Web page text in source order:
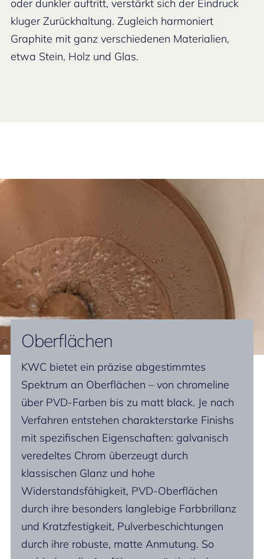
oder dunkler auftritt, verstärkt sich der Eindruck
kluger Zurückhaltung. Zugleich harmoniert
Graphite mit ganz verschiedenen Materialien,
etwa Stein, Holz und Glas.
Oberflächen
KWC bietet ein präzise abgestimmtes
Spektrum an Oberflächen – von chromeline
über PVD-Farben bis zu matt black. Je nach
Verfahren entstehen charakterstarke Finishs
mit spezifischen Eigenschaften: galvanisch
veredeltes Chrom überzeugt durch
klassischen Glanz und hohe
Widerstandsfähigkeit, PVD-Oberflächen
durch ihre besonders langlebige Farbbrillanz
und Kratzfestigkeit, Pulverbeschichtungen
durch ihre robuste, matte Anmutung. So